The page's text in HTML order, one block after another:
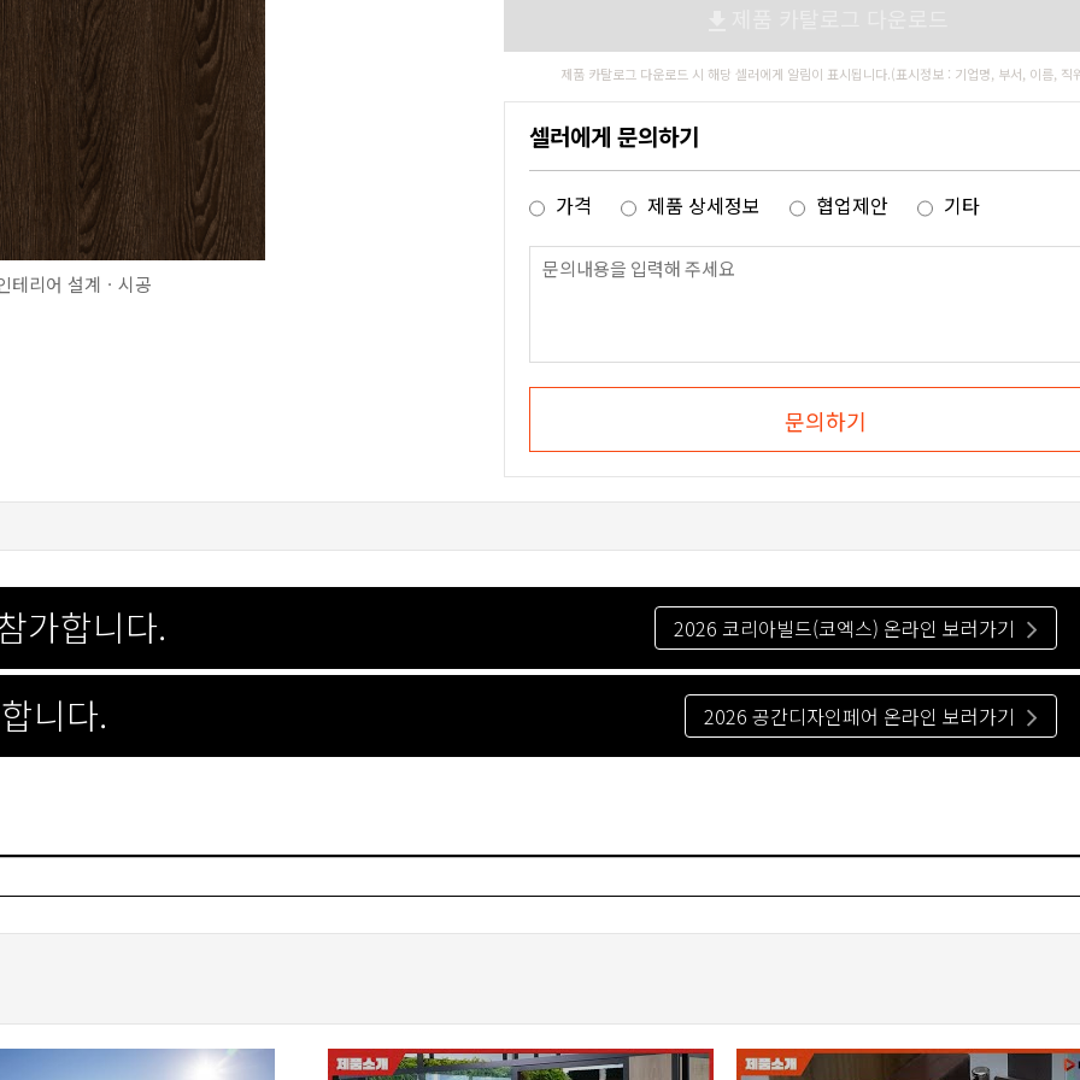
테리어 설계ㆍ시공
제품 카탈로그 다운로드 시 해당 셀러에게 알림이 표시됩니다.(표시정보 : 기업명, 부서, 이름, 직
셀러에게 문의하기
가격 제품 상세정보 협업제안 기타
문의하기
가합니다. 2026 코리아빌드(코엑스) 온라인 보러가기
니다. 2026 공간디자인페어 온라인 보러가기